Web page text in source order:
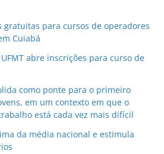
gratuitas para cursos de operadores
Cuiabá
abre inscrições para curso de
como ponte para o primeiro
em um contexto em que o
está cada vez mais difícil
da média nacional e estimula